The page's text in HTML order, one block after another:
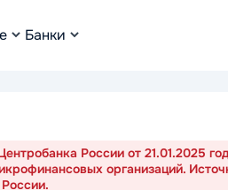
Банки
России от 21.01.2025
организаций.